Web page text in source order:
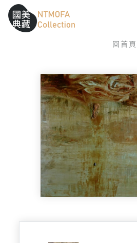
跳到中間主要內容區
網站導覽
:::
回首頁